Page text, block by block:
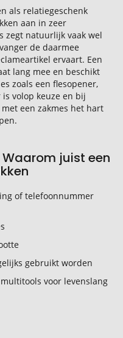
als relatiegeschenk
aan in zeer
zegt natuurlijk vaak wel
de daarmee
ervaart. Een
lang mee en beschikt
zoals een flesopener,
volop keuze en bij
een zakmes het hart
juist een
of telefoonnummer
gebruikt worden
voor levenslang